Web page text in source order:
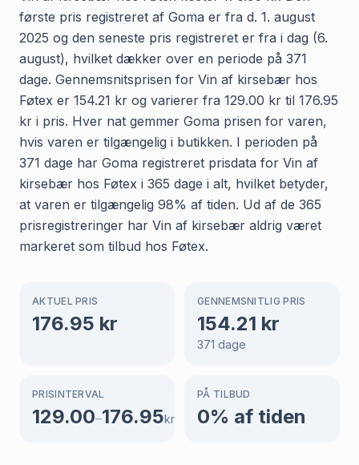
første pris registreret af Goma er fra d. 1. august
2025 og den seneste pris registreret er fra i dag (6.
august), hvilket dækker over en periode på 371
dage. Gennemsnitsprisen for Vin af kirsebær hos
Føtex er 154.21 kr og varierer fra 129.00 kr til 176.95
kr i pris. Hver nat gemmer Goma prisen for varen,
hvis varen er tilgængelig i butikken. I perioden på
371 dage har Goma registreret prisdata for Vin af
kirsebær hos Føtex i 365 dage i alt, hvilket betyder,
at varen er tilgængelig 98% af tiden. Ud af de 365
prisregistreringer har Vin af kirsebær aldrig været
markeret som tilbud hos Føtex.
AKTUEL PRIS
176.95 kr
GENNEMSNITLIG PRIS
154.21 kr
371 dage
PRISINTERVAL
129.00–176.95kr
PÅ TILBUD
0% af tiden